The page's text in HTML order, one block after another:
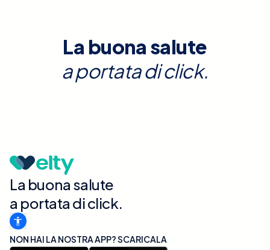
La buona salute
a portata di click.
La buona salute
a portata di click.
NON HAI LA NOSTRA APP? SCARICALA